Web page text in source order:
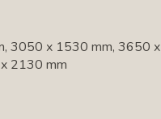
3050 x 1530 mm, 3650 x
2130 mm